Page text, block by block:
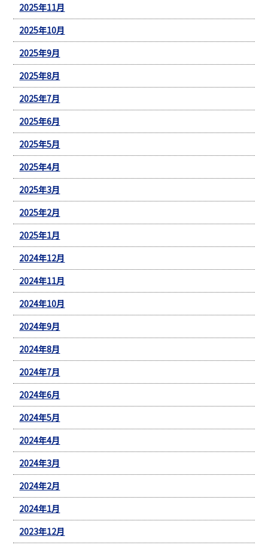
2025年11月
2025年10月
2025年9月
2025年8月
2025年7月
2025年6月
2025年5月
2025年4月
2025年3月
2025年2月
2025年1月
2024年12月
2024年11月
2024年10月
2024年9月
2024年8月
2024年7月
2024年6月
2024年5月
2024年4月
2024年3月
2024年2月
2024年1月
2023年12月